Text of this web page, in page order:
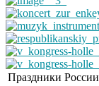
Праздники России